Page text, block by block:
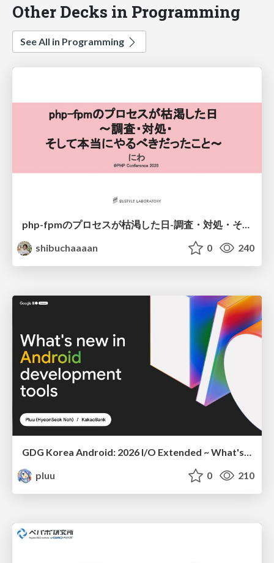
Other Decks in Programming
See All in Programming
shibuchaaaan
0 240
GDG Korea Android: 2026 I/O Extended ~ What's new in Android development tools
pluu
0 210